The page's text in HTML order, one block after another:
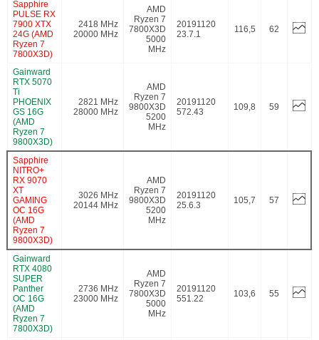
Sapphire
PULSE RX
7900 XTX
24G (AMD
Ryzen 7
7800X3D)
2418 MHz
20000 MHz
AMD
Ryzen 7
7800X3D
5000
MHz
20191120
23.7.1
116,5 62
Gainward
RTX 5070
Ti
PHOENIX
GS 16G
(AMD
Ryzen 7
9800X3D)
2821 MHz
28000 MHz
AMD
Ryzen 7
9800X3D
5200
MHz
20191120
572.43
109,8 59
Sapphire
NITRO+
RX 9070
XT
GAMING
OC 16G
(AMD
Ryzen 7
9800X3D)
3026 MHz
20144 MHz
AMD
Ryzen 7
9800X3D
5200
MHz
20191120
25.6.3
105,7 57
Gainward
RTX 4080
SUPER
Panther
OC 16G
(AMD
Ryzen 7
7800X3D)
2736 MHz
23000 MHz
AMD
Ryzen 7
7800X3D
5000
MHz
20191120
551.22
103,6 55